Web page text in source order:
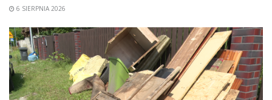
6 SIERPNIA 2026